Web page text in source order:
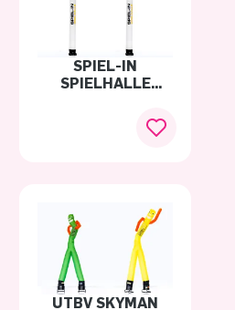
SPIEL-IN
SPIELHALLE
UTBV SKYMAN